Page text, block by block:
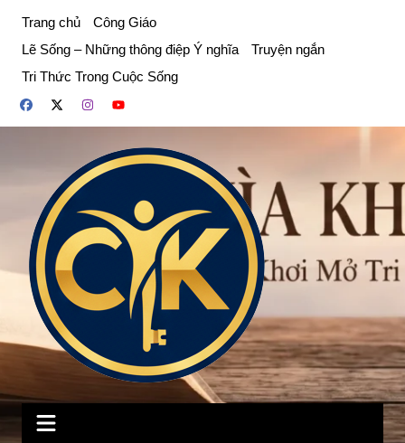
phần
dung
Trang chủ
Công Giáo
Lẽ Sống – Những thông điệp Ý nghĩa
Truyện ngắn
Tri Thức Trong Cuộc Sống